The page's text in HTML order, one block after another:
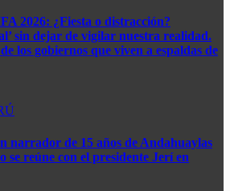
2026: ¿Fiesta o distracción?
sin dejar de vigilar nuestra realidad.
los gobiernos que viven a espaldas de
narrador de 15 años de Andahuaylas
se reúne con el presidente Jerí en